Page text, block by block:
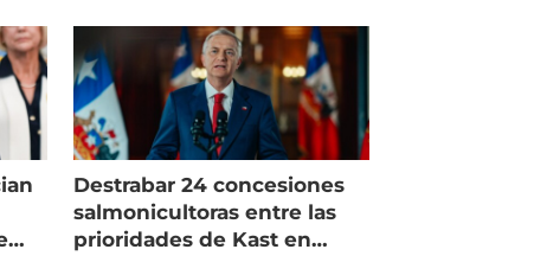
Destrabar 24 concesiones
salmonicultoras entre las
prioridades de Kast en